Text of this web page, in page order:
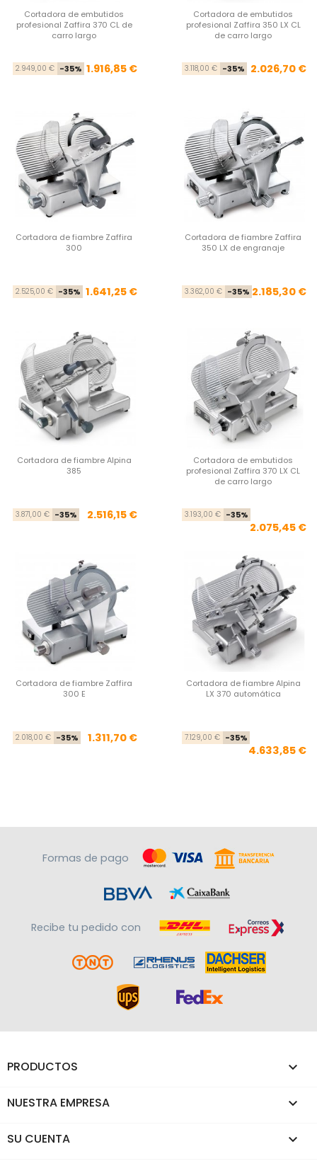
Cortadora de embutidos
profesional Zaffira 370 CL de
carro largo
Precio base
2.949,00 € -35% Precio
1.916,85 €
Cortadora de embutidos
profesional Zaffira 350 LX CL
de carro largo
3.118,00 € -35% 2.026,70 €
Cortadora de fiambre Zaffira
300
Precio base
2.525,00 € -35% Precio
1.641,25 €
Cortadora de fiambre Zaffira
350 LX de engranaje
3.362,00 € -35% 2.185,30 €
Cortadora de fiambre Alpina
385
Precio base
3.871,00 € -35% Precio
2.516,15 €
Cortadora de embutidos
profesional Zaffira 370 LX CL
de carro largo
3.193,00 € -35%
2.075,45 €
Cortadora de fiambre Zaffira
300 E
Precio base
2.018,00 € -35% Precio
1.311,70 €
Cortadora de fiambre Alpina
LX 370 automática
7.129,00 € -35%
4.633,85 €
Formas de pago
Recibe tu pedido con
PRODUCTOS 
NUESTRA EMPRESA 
SU CUENTA 